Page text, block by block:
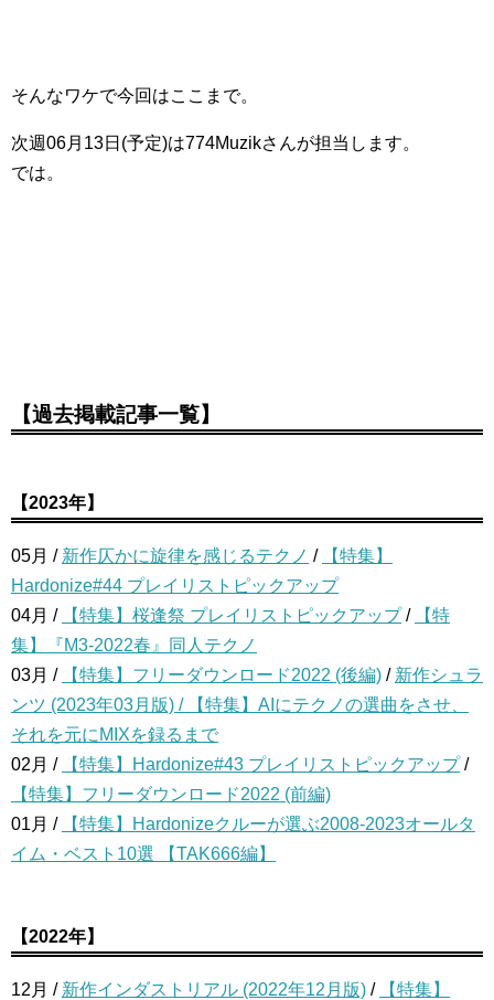
そんなワケで今回はここまで。
次週06月13日(予定)は774Muzikさんが担当します。
では。
【過去掲載記事一覧】
【2023年】
05月 / 新作仄かに旋律を感じるテクノ /
【特集】
Hardonize#44 プレイリストピックアップ
04月 /
【特集】桜逢祭 プレイリストピックアップ/
【特
集】『M3-2022春』同人テクノ
03月 /
【特集】フリーダウンロード2022 (後編) / 新作シュラ
ンツ (2023年03月版) /
【特集】AIにテクノの選曲をさせ、
それを元にMIXを録るまで
02月 /
【特集】Hardonize#43 プレイリストピックアップ/
【特集】フリーダウンロード2022 (前編)
01月 /
【特集】Hardonizeクルーが選ぶ2008-2023オールタ
イム・ベスト10選 【TAK666編】
【2022年】
12月 / 新作インダストリアル (2022年12月版) /
【特集】